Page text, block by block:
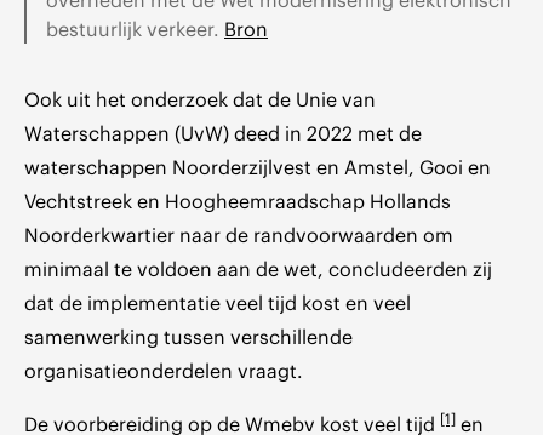
bestuurlijk verkeer. Bron
Ook uit het onderzoek dat de Unie van
Waterschappen (UvW) deed in 2022 met de
waterschappen Noorderzijlvest en Amstel, Gooi en
Vechtstreek en Hoogheemraadschap Hollands
Noorderkwartier naar de randvoorwaarden om
minimaal te voldoen aan de wet, concludeerden zij
dat de implementatie veel tijd kost en veel
samenwerking tussen verschillende
organisatieonderdelen vraagt.
De voorbereiding op de Wmebv kost veel tijd [1] en